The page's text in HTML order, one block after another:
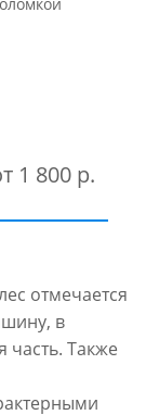
1 800 р.
отмечается
в
часть. Также